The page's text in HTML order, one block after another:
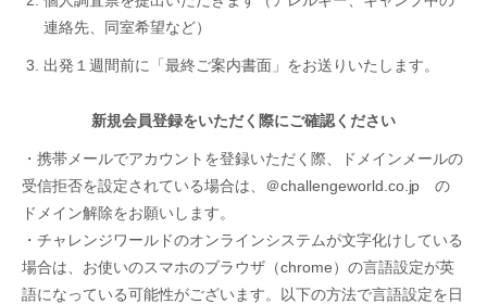
連絡先、同室希望など）
出発１週間前に「最終ご案内書面」をお送りいたします。
新規会員登録をいただく際にご確認ください
・携帯メールでアカウントを登録いただく際、ドメインメールの
受信拒否を設定されている場合は、＠challengeworld.co.jp の
ドメイン解除をお願いします。
・チャレンジワールドのオンラインシステムが文字化けしている
場合は、お使いのスマホのブラウザ（chrome）の言語設定が英
語になっている可能性がございます。以下の方法で言語設定を日